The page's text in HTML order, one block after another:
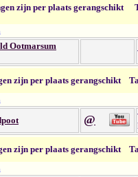
zijn per plaats gerangschikt
Ootmarsum
zijn per plaats gerangschikt
@
zijn per plaats gerangschikt